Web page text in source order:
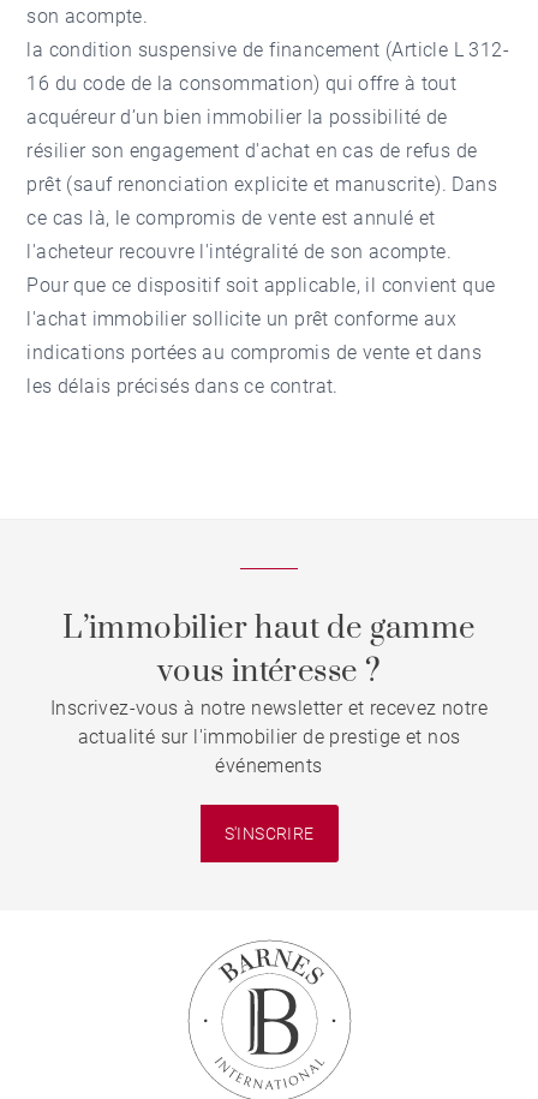
son acompte.
la condition suspensive de financement (Article L 312-
16 du code de la consommation) qui offre à tout
acquéreur d’un bien immobilier la possibilité de
résilier son engagement d'achat en cas de refus de
prêt (sauf renonciation explicite et manuscrite). Dans
ce cas là, le compromis de vente est annulé et
l'acheteur recouvre l'intégralité de son acompte.
Pour que ce dispositif soit applicable, il convient que
l'achat immobilier sollicite un prêt conforme aux
indications portées au compromis de vente et dans
les délais précisés dans ce contrat.
L’immobilier haut de gamme
vous intéresse ?
Inscrivez-vous à notre newsletter et recevez notre
actualité sur l'immobilier de prestige et nos
événements
S'INSCRIRE